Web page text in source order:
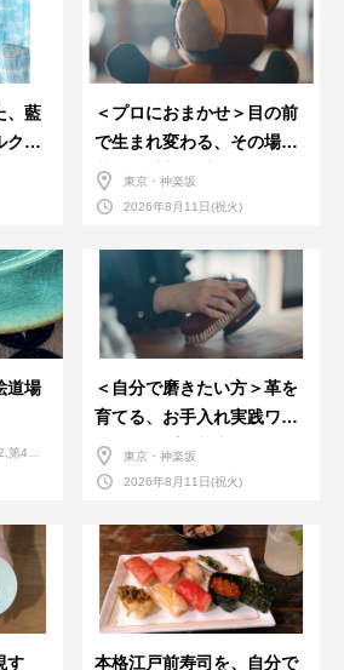
、藍
クの
＜プロにおまかせ＞目の前
で生まれ変わる、その場で
革のお手入れ受付会。
東京・神楽坂
2026年8月11日(祝火)
道場
第4火
＜自分で磨きたい方＞革を
育てる、お手入れ実践ワー
クショップ。基本編！
東京・神楽坂
2026年8月11日(祝火)
す 本格江戸前寿司を、自分で